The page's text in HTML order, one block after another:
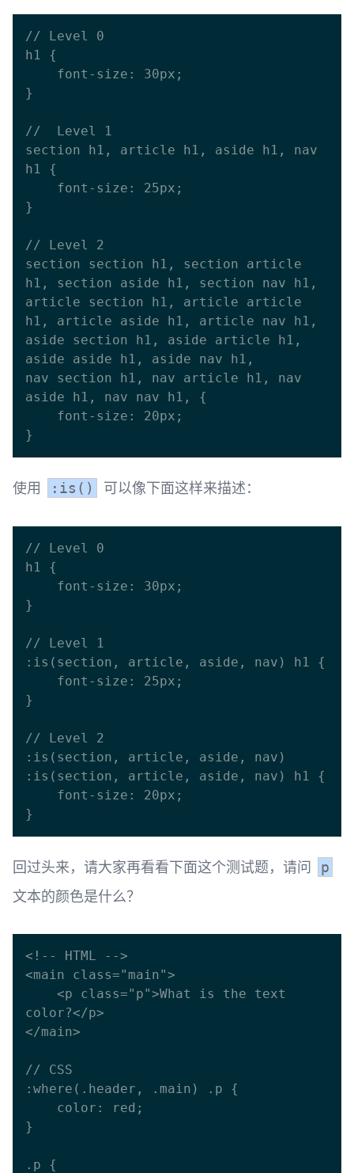
// Level 0
h1 {
}
//  Level 1
section h1, article h1, aside h1, nav
h1 {
}
// Level 2
section section h1, section article
h1, section aside h1, section nav h1,
article section h1, article article
h1, article aside h1, article nav h1,
aside section h1, aside article h1,
aside aside h1, aside nav h1,
nav section h1, nav article h1, nav
aside h1, nav nav h1, {
使用 :is() 可以像下面这样来描述：
// Level 0
h1 {
}
// Level 1
:is(section, article, aside, nav) h1 {
}
// Level 2
:is(section, article, aside, nav)
:is(section, article, aside, nav) h1 {
回过头来，请大家再看看下面这个测试题，请问 p
文本的颜色是什么？
<!-- HTML -->
<main class="main">
color?</p>
</main>
// CSS
:where(.header, .main) .p {
}
.p {